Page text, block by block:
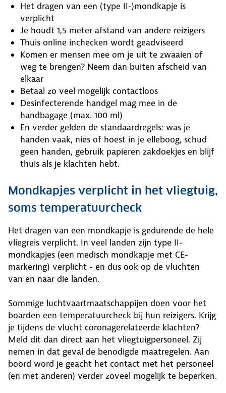
Het dragen van een (type II-)mondkapje is
verplicht
Je houdt 1,5 meter afstand van andere reizigers
Thuis online inchecken wordt geadviseerd
Komen er mensen mee om je uit te zwaaien of
weg te brengen? Neem dan buiten afscheid van
elkaar
Betaal zo veel mogelijk contactloos
Desinfecterende handgel mag mee in de
handbagage (max. 100 ml)
En verder gelden de standaardregels: was je
handen vaak, nies of hoest in je elleboog, schud
geen handen, gebruik papieren zakdoekjes en blijf
thuis als je klachten hebt.
Mondkapjes verplicht in het vliegtuig,
soms temperatuurcheck
Het dragen van een mondkapje is gedurende de hele
vliegreis verplicht. In veel landen zijn type II-
mondkapjes (een medisch mondkapje met CE-
markering) verplicht - en dus ook op de vluchten
van en naar die landen.
Sommige luchtvaartmaatschappijen doen voor het
boarden een temperatuurcheck bij hun reizigers. Krijg
je tijdens de vlucht coronagerelateerde klachten?
Meld dit dan direct aan het vliegtuigpersoneel. Zij
nemen in dat geval de benodigde maatregelen. Aan
boord word je geacht het contact met het personeel
(en met anderen) verder zoveel mogelijk te beperken.